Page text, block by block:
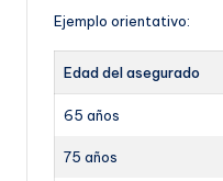
Ejemplo orientativo:
Edad del asegurado
65 años
75 años